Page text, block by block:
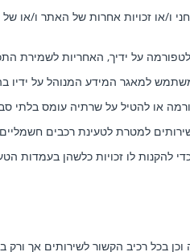
ו/או זכויות אחרות של האתר
על ידיך, האחריות לשמירת
למאגר המידע המנוהל על ידיו
או להטיל על שרתיה עומס בלתי
למטרת לטעינת רכבים
להקנות לו זכויות כלשהן
בכל רכיב הקשור לשירותים אך